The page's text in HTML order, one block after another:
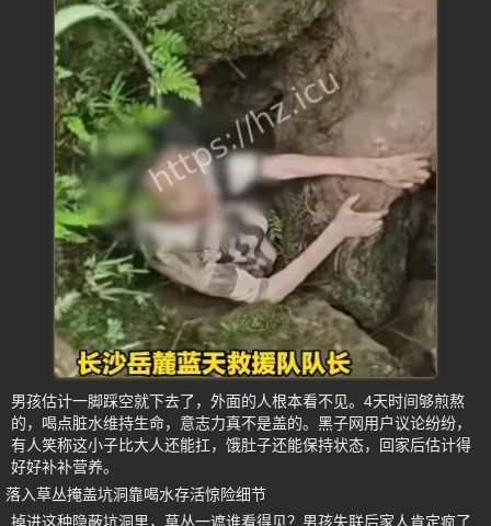
男孩估计一脚踩空就下去了，外面的人根本看不见。4天时间够煎熬
的，喝点脏水维持生命，意志力真不是盖的。黑子网用户议论纷纷，
有人笑称这小子比大人还能扛，饿肚子还能保持状态，回家后估计得
好好补补营养。
落入草丛掩盖坑洞靠喝水存活惊险细节
掉进这种隐蔽坑洞里，草丛一遮谁看得见？男孩失联后家人肯定疯了